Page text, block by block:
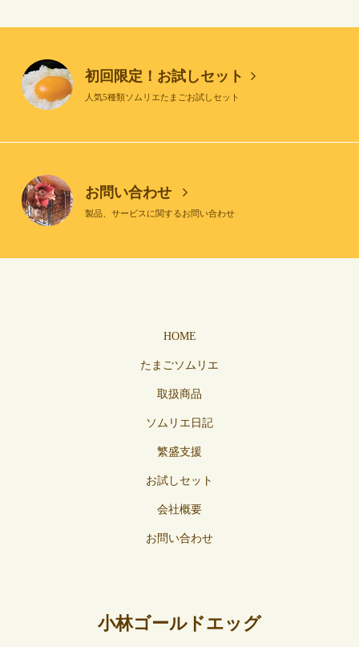
初回限定！お試しセット
人気5種類ソムリエたまごお試しセット
お問い合わせ
製品、サービスに関するお問い合わせ
HOME
たまごソムリエ
取扱商品
ソムリエ日記
繁盛支援
お試しセット
会社概要
お問い合わせ
小林ゴールドエッグ